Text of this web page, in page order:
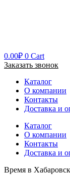
0.00₽ 0 Cart
Заказать звонок
Каталог
О компании
Контакты
Доставка и
Каталог
О компании
Контакты
Доставка и
Время в